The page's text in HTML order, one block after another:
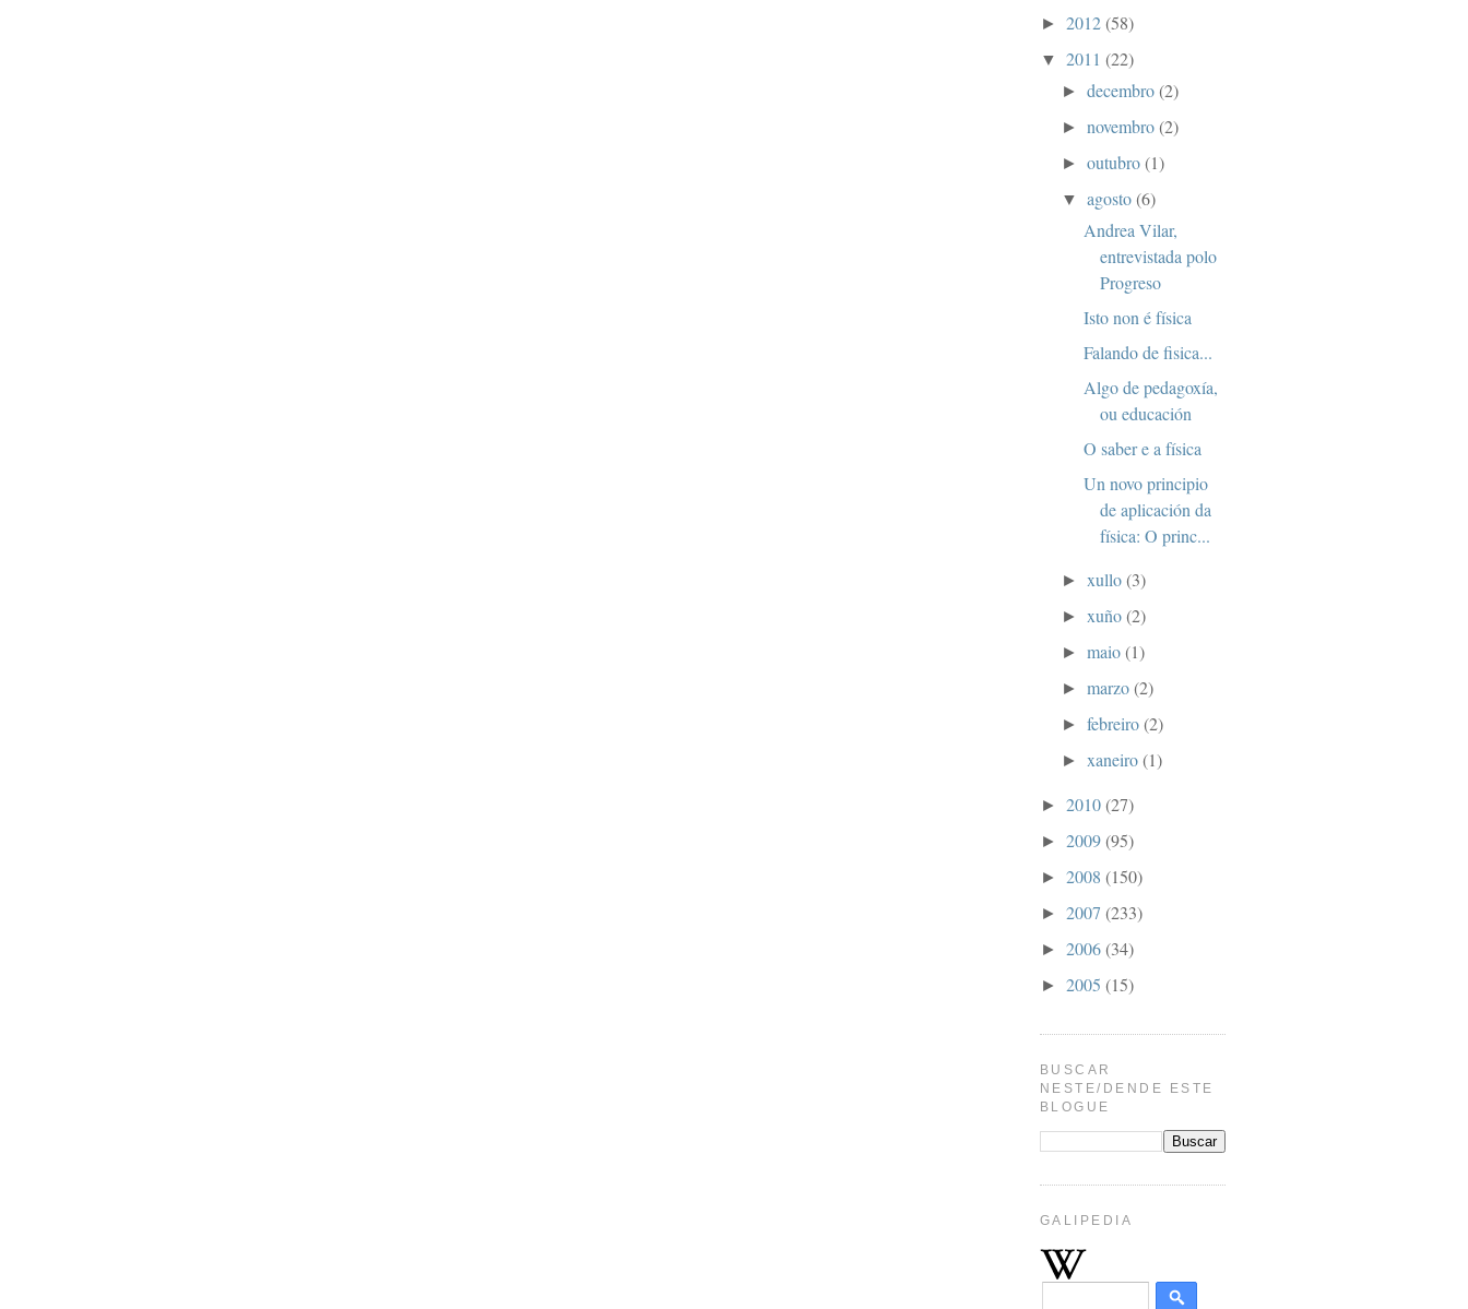
► 2012(58)
▼ 2011 (22)
►decembro(2)
►novembro(2)
►outubro(1)
▼agosto(6)
Andrea Vilar,
entrevistada polo
Progreso
Isto non é física
Falando de fisica...
Algo de pedagoxía,
ou educación
O saber e a física
Un novo principio
de aplicación da
física: O princ...
►xullo(3)
►xuño(2)
►maio(1)
►marzo(2)
►febreiro(2)
►xaneiro(1)
► 2010(27)
► 2009(95)
► 2008 (150)
► 2007 (233)
► 2006(34)
► 2005 (15)
BUSCAR
NESTE/DENDE ESTE
BLOGUE
GALIPEDIA